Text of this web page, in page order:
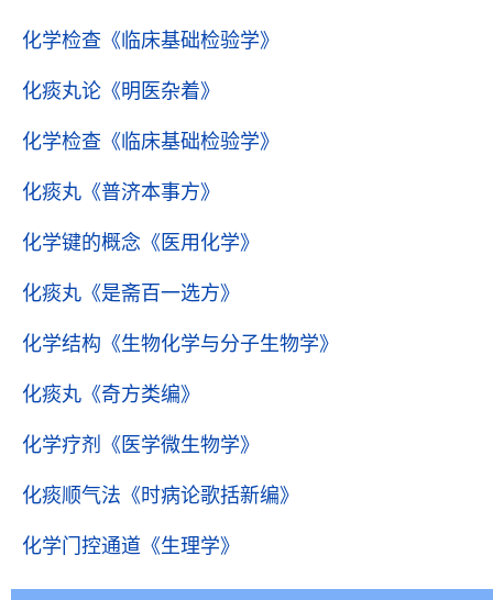
化学检查 《临床基础检验学》
化痰丸论 《明医杂着》
化学检查 《临床基础检验学》
化痰丸 《普济本事方》
化学键的概念 《医用化学》
化痰丸 《是斋百一选方》
化学结构 《生物化学与分子生物学》
化痰丸 《奇方类编》
化学疗剂 《医学微生物学》
化痰顺气法 《时病论歌括新编》
化学门控通道 《生理学》